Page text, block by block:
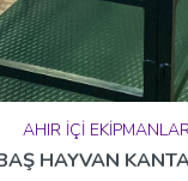
AHIR İÇİ
HAYVAN